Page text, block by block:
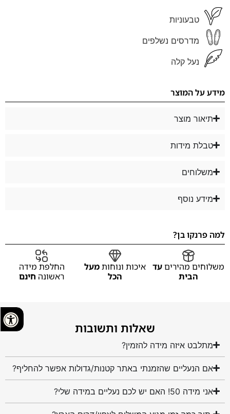
טבעוניות
מדרסים נשלפים
נעל קלה
מידע על המוצר
תיאור מוצר
טבלת מידות
משלוחים
מידע נוסף
למה פרנקו בן?
משלוחים מהיריםעד
הבית
איכות ונוחותמעל
הכל
החלפת מידה
ראשונה חינם
שאלות ותשובות
מתלבט איזה מידה להזמין?
אם הנעליים שהזמנתי באתר קטנות/גדולות אפשר להחליף?
אני מידה 50! האם יש לכם נעליים במידה שלי?